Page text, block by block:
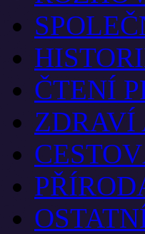
ČTENÍ
ZDRAVÍ